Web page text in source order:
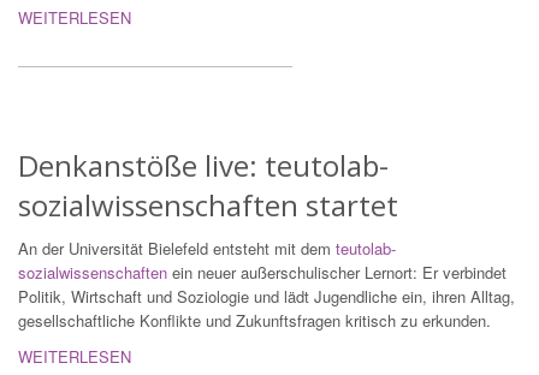
WEITERLESEN
Denkanstöße live: teutolab-
sozialwissenschaften startet
An der Universität Bielefeld entsteht mit dem teutolab-
sozialwissenschaften ein neuer außerschulischer Lernort: Er verbindet
Politik, Wirtschaft und Soziologie und lädt Jugendliche ein, ihren Alltag,
gesellschaftliche Konflikte und Zukunftsfragen kritisch zu erkunden.
WEITERLESEN